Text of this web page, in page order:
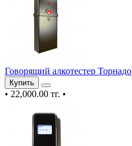
Говорящий алкотестер Торнадо
Купить
• 22,000.00 тг. •